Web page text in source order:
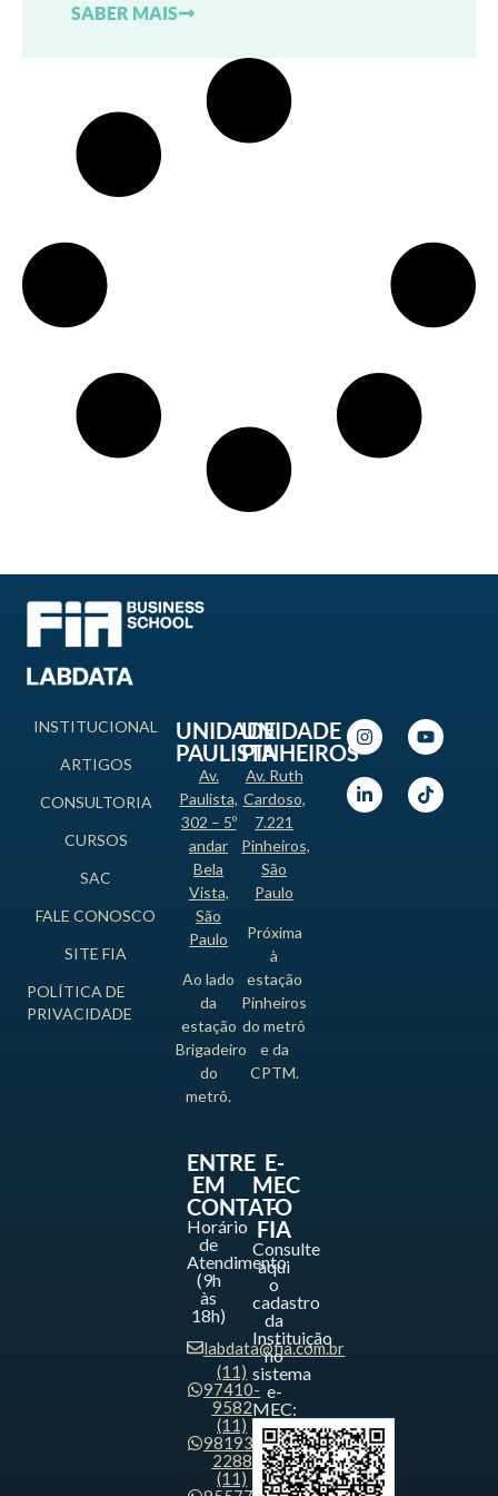
SABER MAIS
INSTITUCIONAL
ARTIGOS
CONSULTORIA
CURSOS
SAC
FALE CONOSCO
SITE FIA
POLÍTICA DE
PRIVACIDADE
UNIDADE
PAULISTA
Av.
Paulista,
302 – 5º
andar
Bela
Vista,
São
Paulo
Ao lado
da
estação
Brigadeiro
do
metrô.
UNIDADE
PINHEIROS
Av. Ruth
Cardoso,
7.221
Pinheiros,
São
Paulo
Próxima
à
estação
Pinheiros
do metrô
e da
CPTM.
ENTRE
EM
CONTATO
Horário
de
Atendimento
(9h
às
18h)
labdata@fia.com.br
(11)
97410-
9582
(11)
98193-
2288
(11)
E-
MEC
-
FIA
Consulte
aqui
o
cadastro
da
Instituição
no
sistema
e-
MEC: